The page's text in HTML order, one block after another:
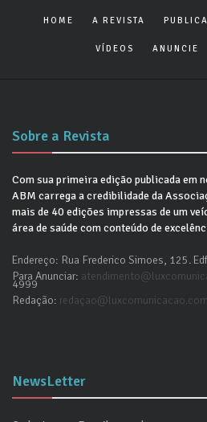
HOME A REVISTA
VÍDEOS ANUNCIE
Sobre a Revista
Com sua primeira edição publicada em
ABM carrega a credibilidade da
mais de 40 edições impressas de um
área de saúde com conteúdo de
Endereço: Rua Frederico Simoes, 125.
Para Anunciar:
4999
Redação: redaçao@luxcomunicacao.com
NewsLetter